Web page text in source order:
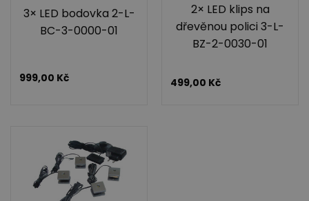
3× LED bodovka 2-L-
BC-3-0000-01
999,00 Kč
2× LED klips na
dřevěnou polici 3-L-
BZ-2-0030-01
499,00 Kč